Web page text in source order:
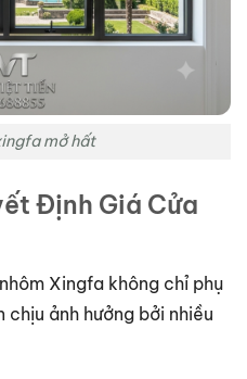
mở hất
Định Giá Cửa
Xingfa không chỉ phụ
ảnh hưởng bởi nhiều